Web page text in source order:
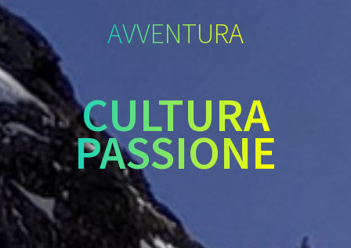
AVVENTURA
CULTURA
PASSIONE